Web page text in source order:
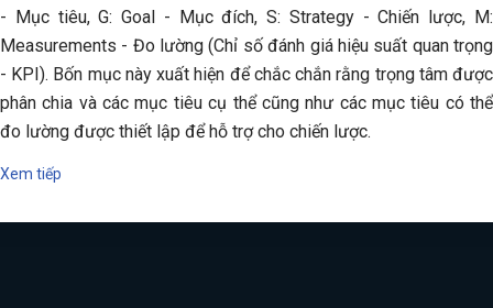
- Mục tiêu, G: Goal - Mục đích, S: Strategy - Chiến lược, M:
Measurements - Đo lường (Chỉ số đánh giá hiệu suất quan trọng
- KPI). Bốn mục này xuất hiện để chắc chắn rằng trọng tâm được
phân chia và các mục tiêu cụ thể cũng như các mục tiêu có thể
đo lường được thiết lập để hỗ trợ cho chiến lược.
Xem tiếp